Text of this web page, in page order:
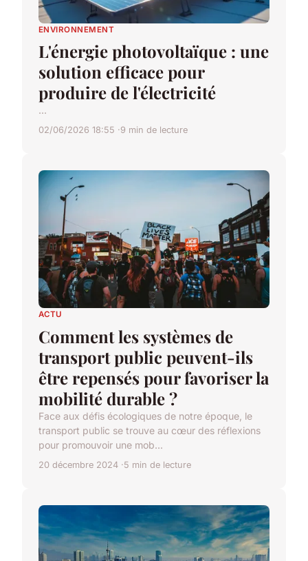
ENVIRONNEMENT
L'énergie photovoltaïque : une
solution efficace pour
produire de l'électricité
...
02/06/2026 18:55 9 min de lecture
ACTU
Comment les systèmes de
transport public peuvent-ils
être repensés pour favoriser la
mobilité durable ?
Face aux défis écologiques de notre époque, le
transport public se trouve au cœur des réflexions
pour promouvoir une mob...
20 décembre 2024 5 min de lecture